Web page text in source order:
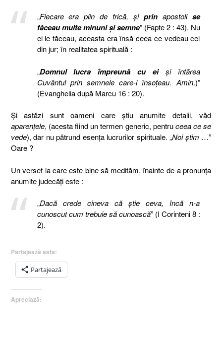
„Fiecare era plin de frică, şiprinapostoli se
făceau multe minuni şi semne” (Fapte 2 : 43). Nu
ei le făceau, aceasta era însă ceea ce vedeau cei
din jur; în realitatea spirituală :
„Domnul lucra împreună cu eişi întărea
Cuvântul prin semnele care-l însoţeau. Amin.)”
(Evanghelia după Marcu 16 : 20).
Şi astăzi sunt oameni care ştiu anumite detalii, văd
aparenţele, (acesta fiind un termen generic, pentruceea ce se
vede), dar nu pătrund esenţa lucrurilor spirituale. „Noi ştim …”
Oare ?
Un verset la care este bine să medităm, înainte de-a pronunţa
anumite judecăţi este :
„Dacă crede cineva că ştie ceva, încă n-a
cunoscut cum trebuie să cunoască” (I Corinteni 8 :
2).
Partajează asta:
Partajează
Apreciază: